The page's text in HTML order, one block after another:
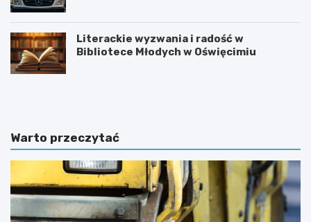
Literackie wyzwania i radość w
Bibliotece Młodych w Oświęcimiu
U
y
s
t
ś
c
i
6
d
z
i
ń
K
u
Warto przeczytać